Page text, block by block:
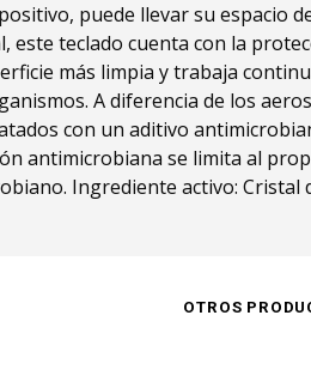
puede llevar su espacio
este teclado cuenta con la
más limpia y trabaja
A diferencia de los
con un aditivo
antimicrobiana se limita al
Ingrediente activo: Cristal
OTROS